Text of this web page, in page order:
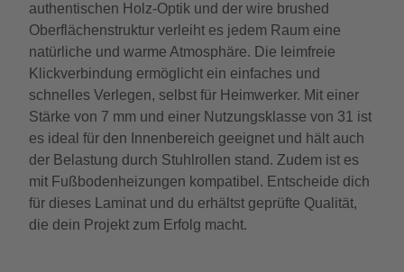
authentischen Holz-Optik und der wire brushed
Oberflächenstruktur verleiht es jedem Raum eine
natürliche und warme Atmosphäre. Die leimfreie
Klickverbindung ermöglicht ein einfaches und
schnelles Verlegen, selbst für Heimwerker. Mit einer
Stärke von 7 mm und einer Nutzungsklasse von 31 ist
es ideal für den Innenbereich geeignet und hält auch
der Belastung durch Stuhlrollen stand. Zudem ist es
mit Fußbodenheizungen kompatibel. Entscheide dich
für dieses Laminat und du erhältst geprüfte Qualität,
die dein Projekt zum Erfolg macht.